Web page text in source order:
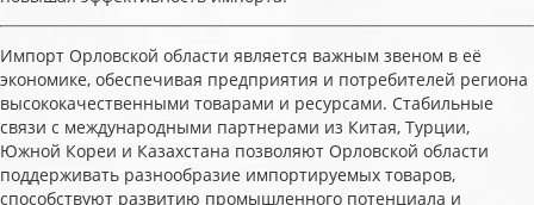
Импорт Орловской области является важным звеном в её
экономике, обеспечивая предприятия и потребителей региона
высококачественными товарами и ресурсами. Стабильные
связи с международными партнерами из Китая, Турции,
Южной Кореи и Казахстана позволяют Орловской области
поддерживать разнообразие импортируемых товаров,
способствуют развитию промышленного потенциала и